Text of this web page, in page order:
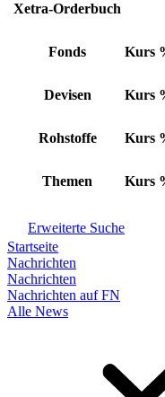
Xetra-Orderbuch
Fonds Kurs
Devisen Kurs
Rohstoffe Kurs
Themen Kurs
Erweiterte Suche
Startseite
Nachrichten
Nachrichten
Nachrichten auf FN
Alle News